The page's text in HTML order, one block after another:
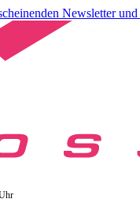
Newsletter und